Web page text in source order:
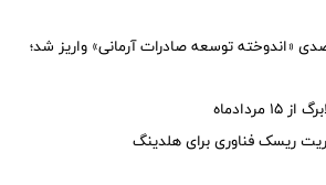
سود ۲۷.۷ درصدی «اندوخته توسعه صادرات آرمانی» واریز شد؛